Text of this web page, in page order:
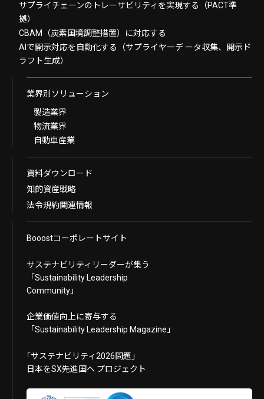
サプライチェーンのトレーサビリティを実現する（PACT準
拠）
CBAM（炭素国境調整措置）に対応する
AIで開示対応を自動化する（サプライヤーデ ータ収集、開示ド
ラフト生成）
業界別ソリューション
製造業界
物流業界
自動車産業
資料ダウンロード
知的資産戦略
法令規約関連情報
Booostコーポレートサイト
サステナビリティリーダーが集う
「Sustainability Leadership
Community」
企業価値向上に寄与する
「Sustainability Leadership Magazine」
｢サステナビリティ2026問題｣
日本をSX先進国へ プロジェクト